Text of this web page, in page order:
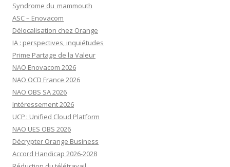
Syndrome du mammouth
ASC – Enovacom
Délocalisation chez Orange
IA : perspectives, inquiétudes
Prime Partage de la Valeur
NAO Enovacom 2026
NAO OCD France 2026
NAO OBS SA 2026
Intéressement 2026
UCP : Unified Cloud Platform
NAO UES OBS 2026
Décrypter Orange Business
Accord Handicap 2026-2028